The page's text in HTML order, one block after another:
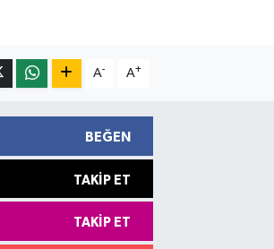
A- A+
BEĞEN
TAKIP ET
TAKIP ET